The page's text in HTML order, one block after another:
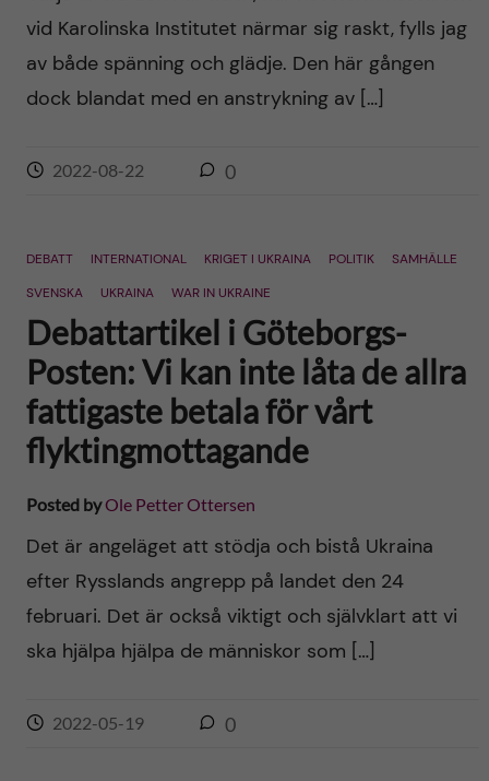
vid Karolinska Institutet närmar sig raskt, fylls jag
av både spänning och glädje. Den här gången
dock blandat med en anstrykning av […]
2022-08-22 0
DEBATT INTERNATIONAL KRIGET I UKRAINA POLITIK
SAMHÄLLE
SVENSKA
UKRAINA WAR IN UKRAINE
Debattartikel i Göteborgs-
Posten: Vi kan inte låta de allra
fattigaste betala för vårt
flyktingmottagande
Posted byOle Petter Ottersen
Det är angeläget att stödja och bistå Ukraina
efter Rysslands angrepp på landet den 24
februari. Det är också viktigt och självklart att vi
ska hjälpa hjälpa de människor som […]
2022-05-19 0